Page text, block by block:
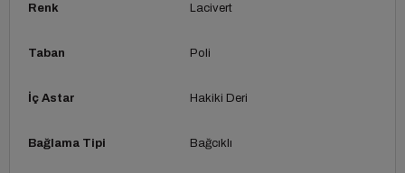
Renk Lacivert
Taban Poli
İç Astar Hakiki Deri
Bağlama Tipi Bağcıklı